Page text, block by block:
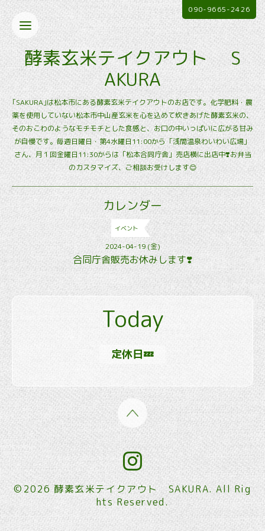
酵素玄米テイクアウト S
AKURA
｢SAKURA｣は松本市にある酵素玄米テイクアウトのお店です。化学肥料・農
薬を使用していない松本市中山産玄米を心を込めて炊きあげた酵素玄米の、
そのおこわのようなモチモチとした食感と、お口の中いっぱいに広がる甘み
が自慢です。毎週日曜日・第4水曜日11:00から「浅間温泉わいわい広場」
さん、月１回金曜日11:30からは「松本合同庁舎」売店横に出店中❣️お弁当
のカスタマイズ、ご相談お受けします😊
090-9665-2426
カレンダー
イベント
2024-04-19 (金)
合同庁舎販売お休みします❣️
Today
定休日💤
©2026酵素玄米テイクアウト SAKURA. All Rig
hts Reserved.